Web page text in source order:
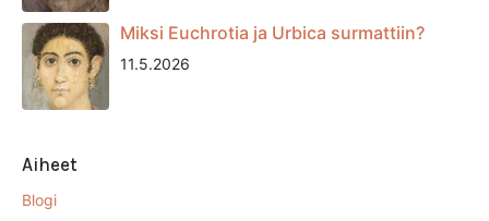
Miksi Euchrotia ja Urbica surmattiin?
11.5.2026
Aiheet
Blogi